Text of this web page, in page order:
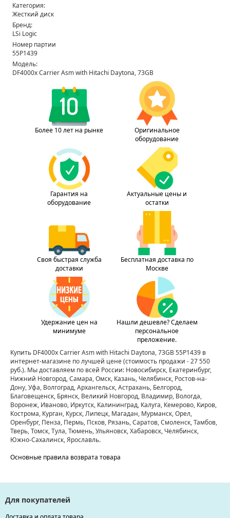
Категория:
Жесткий диск
Бренд:
LSi Logic
Номер партии
55P1439
Модель:
DF4000x Carrier Asm with Hitachi Daytona, 73GB
Более 10 лет на рынке
Оригинальное
оборудование
Гарантия на
оборудование
Актуальные цены и
остатки
Своя быстрая служба
доставки
Бесплатная доставка по
Москве
Удержание цен на
минимуме
Нашли дешевле? Сделаем
персональное
преложение.
Купить DF4000x Carrier Asm with Hitachi Daytona, 73GB 55P1439 в
интернет-магазине по лучшей цене(стоимость продажи - 27 550
руб.). Мы доставляем по всей России: Новосибирск, Екатеринбург,
Нижний Новгород, Самара, Омск, Казань, Челябинск, Ростов-на-
Дону, Уфа, Волгоград, Архангельск, Астрахань, Белгород,
Благовещенск, Брянск, Великий Новгород, Владимир, Вологда,
Воронеж, Иваново, Иркутск, Калининград, Калуга, Кемерово, Киров,
Кострома, Курган, Курск, Липецк, Магадан, Мурманск, Орел,
Оренбург, Пенза, Пермь, Псков, Рязань, Саратов, Смоленск, Тамбов,
Тверь, Томск, Тула, Тюмень, Ульяновск, Хабаровск, Челябинск,
Южно-Сахалинск, Ярославль.
Основные правила возврата товара
Для покупателей